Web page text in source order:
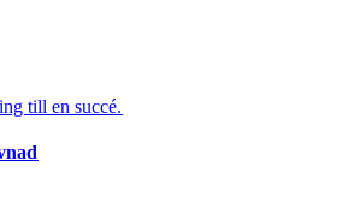
till en succé.​​